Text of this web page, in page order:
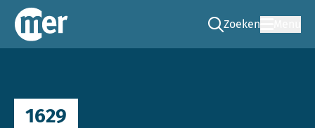
Commissie mer
Zoeken
Ga naar de zoek
1629